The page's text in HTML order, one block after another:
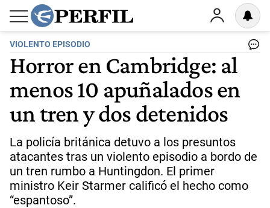
VIOLENTO EPISODIO
Horror en Cambridge: al
menos 10 apuñalados en
un tren y dos detenidos
La policía británica detuvo a los presuntos
atacantes tras un violento episodio a bordo de
un tren rumbo a Huntingdon. El primer
ministro Keir Starmer calificó el hecho como
“espantoso”.